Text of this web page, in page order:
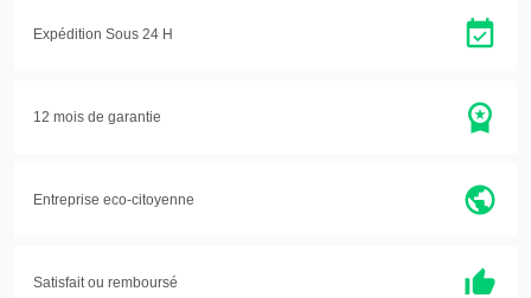
Expédition Sous 24 H
12 mois de garantie
Entreprise eco-citoyenne
Satisfait ou remboursé